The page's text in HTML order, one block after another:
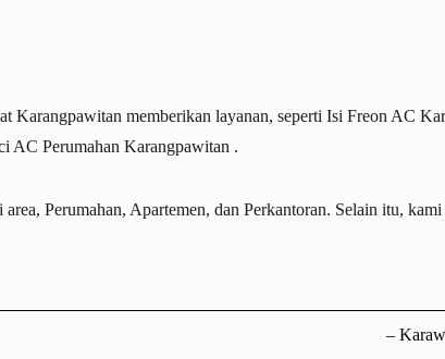
Karangpawitan memberikan layanan, sepertiIsi Freon AC
AC Perumahan Karangpawitan .
Perumahan, Apartemen, dan Perkantoran. Selain itu,
–